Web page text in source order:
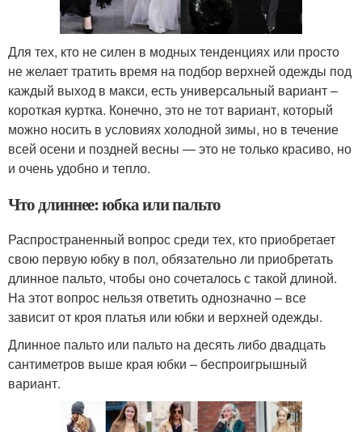
Для тех, кто не силен в модных тенденциях или просто
не желает тратить время на подбор верхней одежды под
каждый выход в макси, есть универсальный вариант –
короткая куртка. Конечно, это не тот вариант, который
можно носить в условиях холодной зимы, но в течение
всей осени и поздней весны — это не только красиво, но
и очень удобно и тепло.
Что длиннее: юбка или пальто
Распространенный вопрос среди тех, кто приобретает
свою первую юбку в пол, обязательно ли приобретать
длинное пальто, чтобы оно сочеталось с такой длиной.
На этот вопрос нельзя ответить однозначно – все
зависит от кроя платья или юбки и верхней одежды.
Длинное пальто или пальто на десять либо двадцать
сантиметров выше края юбки – беспроигрышный
вариант.